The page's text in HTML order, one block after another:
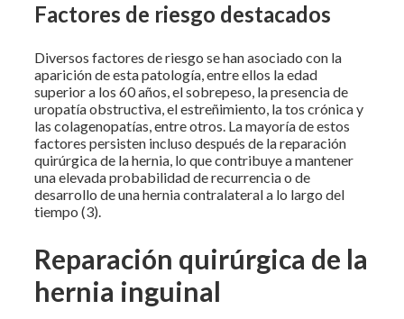
Factores de riesgo destacados
Diversos factores de riesgo se han asociado con la
aparición de esta patología, entre ellos la edad
superior a los 60 años, el sobrepeso, la presencia de
uropatía obstructiva, el estreñimiento, la tos crónica y
las colagenopatías, entre otros. La mayoría de estos
factores persisten incluso después de la reparación
quirúrgica de la hernia, lo que contribuye a mantener
una elevada probabilidad de recurrencia o de
desarrollo de una hernia contralateral a lo largo del
tiempo (3).
Reparación quirúrgica de la
hernia inguinal